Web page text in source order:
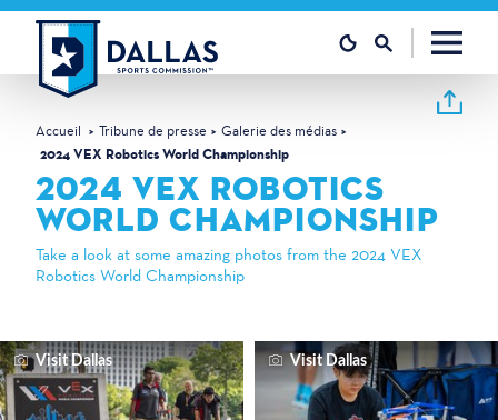
Skip to content
Accueil Tribune de presse
Galerie des médias
2024 VEX Robotics World Championship
2024 VEX ROBOTICS
WORLD CHAMPIONSHIP
Take a look at some amazing photos from the 2024 VEX
Robotics World Championship
Visit Dallas Visit Dallas